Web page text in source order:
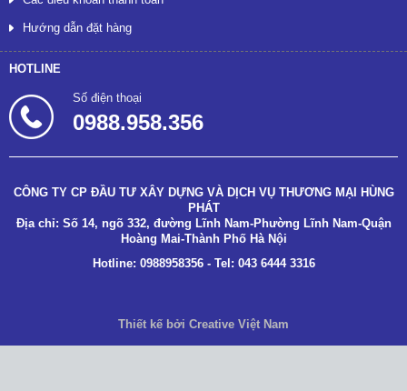
Hướng dẫn đặt hàng
HOTLINE
Số điện thoại
0988.958.356
CÔNG TY CP ĐẦU TƯ XÂY DỰNG VÀ DỊCH VỤ THƯƠNG MẠI HÙNG
PHÁT
Địa chỉ: Số 14, ngõ 332, đường Lĩnh Nam-Phường Lĩnh Nam-Quận
Hoàng Mai-Thành Phố Hà Nội
Hotline: 0988958356 - Tel: 043 6444 3316
Thiết kế bởi Creative Việt Nam